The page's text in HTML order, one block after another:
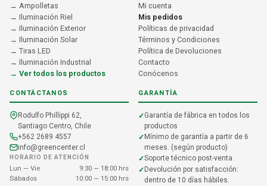
→ Ampolletas
→ Iluminación Riel
→ Iluminación Exterior
→ Iluminación Solar
→ Tiras LED
→ Iluminación Industrial
→ Ver todos los productos
Mi cuenta
Mis pedidos
Políticas de privacidad
Términos y Condiciones
Política de Devoluciones
Contacto
Conócenos
CONTÁCTANOS
Rodulfo Phillippi 62,
Santiago Centro, Chile
+562 2689 4557
info@greencenter.cl
HORARIO DE ATENCIÓN
Lun — Vie
9:30 — 18:00 hrs
Sábados
10:00 — 15:00 hrs
GARANTÍA
Garantía de fábrica en todos los
productos
Mínimo de garantía a partir de 6
meses. (según producto)
Soporte técnico post-venta
Devolución por satisfacción:
dentro de 10 días hábiles.